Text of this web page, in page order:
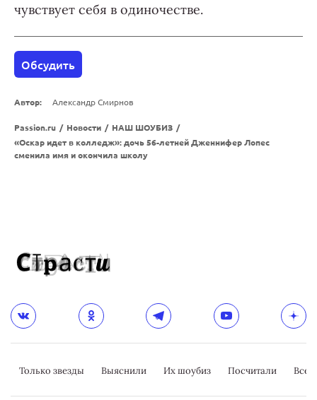
чувствует себя в одиночестве.
Обсудить
Автор: Александр Смирнов
Passion.ru / Новости / НАШ ШОУБИЗ /
«Оскар идет в колледж»: дочь 56-летней Дженнифер Лопес
сменила имя и окончила школу
Только звезды Выяснили Их шоубиз Посчитали